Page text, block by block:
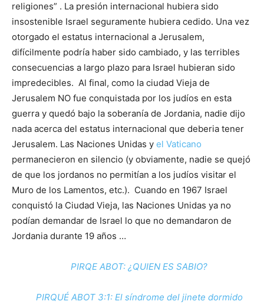
religiones” . La presión internacional hubiera sido
insostenible Israel seguramente hubiera cedido. Una vez
otorgado el estatus internacional a Jerusalem,
difícilmente podría haber sido cambiado, y las terribles
consecuencias a largo plazo para Israel hubieran sido
impredecibles. Al final, como la ciudad Vieja de
Jerusalem NO fue conquistada por los judíos en esta
guerra y quedó bajo la soberanía de Jordania, nadie dijo
nada acerca del estatus internacional que deberia tener
Jerusalem. Las Naciones Unidas y el Vaticano
permanecieron en silencio (y obviamente, nadie se quejó
de que los jordanos no permitían a los judíos visitar el
Muro de los Lamentos, etc.). Cuando en 1967 Israel
conquistó la Ciudad Vieja, las Naciones Unidas ya no
podían demandar de Israel lo que no demandaron de
Jordania durante 19 años …
PIRQE ABOT: ¿QUIEN ES SABIO?
PIRQUÉ ABOT 3:1: El síndrome del jinete dormido